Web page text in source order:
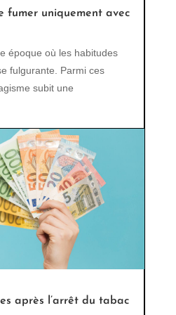
fumer uniquement avec
époque où les habitudes
fulgurante. Parmi ces
subit une
après l’arrêt du tabac